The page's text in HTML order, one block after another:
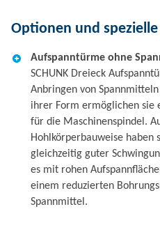
Optionen und
Aufspanntürme ohne
SCHUNK Dreieck
Anbringen von
ihrer Form ermöglichen sie
für die Maschinenspindel.
Hohlkörperbauweise haben
gleichzeitig guter
es mit rohen
einem reduzierten
Spannmittel.